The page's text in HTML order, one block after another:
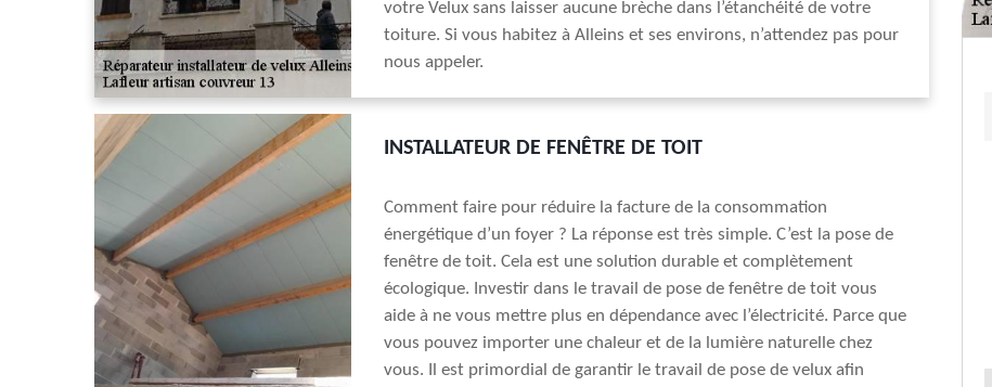
votre Velux sans laisser aucune brèche dans l’étanchéité de votre
toiture. Si vous habitez à Alleins et ses environs, n’attendez pas pour
nous appeler.
INSTALLATEUR DE FENÊTRE DE TOIT
Comment faire pour réduire la facture de la consommation
énergétique d’un foyer ? La réponse est très simple. C’est la pose de
fenêtre de toit. Cela est une solution durable et complètement
écologique. Investir dans le travail de pose de fenêtre de toit vous
aide à ne vous mettre plus en dépendance avec l’électricité. Parce que
vous pouvez importer une chaleur et de la lumière naturelle chez
vous. Il est primordial de garantir le travail de pose de velux afin